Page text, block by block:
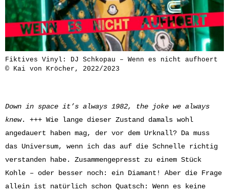
Fiktives Vinyl: DJ Schkopau – Wenn es nicht aufhoert
© Kai von Kröcher, 2022/2023
Down in space it’s always 1982, the joke we always
knew. +++ Wie lange dieser Zustand damals wohl
angedauert haben mag, der vor dem Urknall? Da muss
das Universum, wenn ich das auf die Schnelle richtig
verstanden habe. Zusammengepresst zu einem Stück
Kohle – oder besser noch: ein Diamant! Aber die Frage
allein ist natürlich schon Quatsch: Wenn es keine